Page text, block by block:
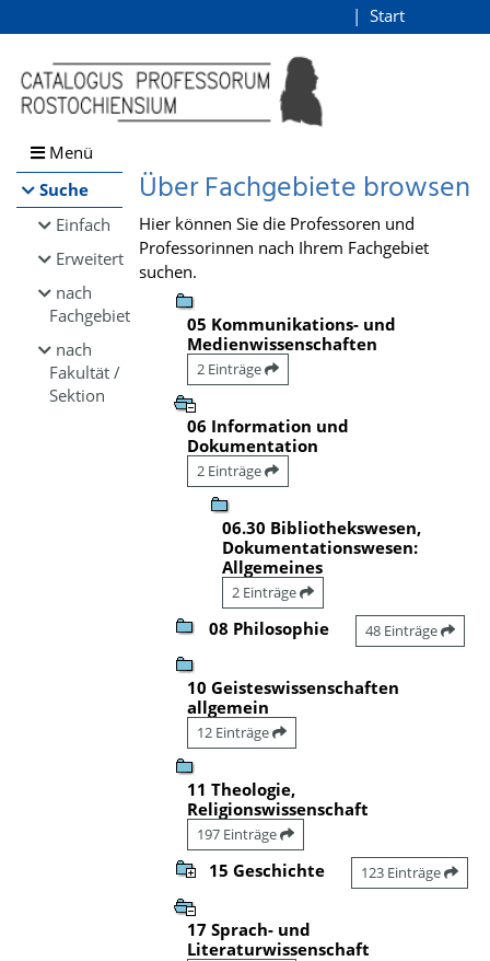
Browsen
direkt zum Inhalt
Start
Menü
Suche
Einfach
Erweitert
nach
Fachgebiet
nach
Fakultät /
Sektion
Über Fachgebiete browsen
Hier können Sie die Professoren und
Professorinnen nach Ihrem Fachgebiet
suchen.
05 Kommunikations- und
Medienwissenschaften
2 Einträge
06 Information und
Dokumentation
2 Einträge
06.30 Bibliothekswesen,
Dokumentationswesen:
Allgemeines
2 Einträge
08 Philosophie 48 Einträge
10 Geisteswissenschaften
allgemein
12 Einträge
11 Theologie,
Religionswissenschaft
197 Einträge
15 Geschichte 123 Einträge
17 Sprach- und
Literaturwissenschaft